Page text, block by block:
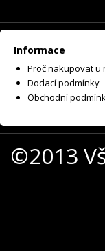
Informace
Proč nakupovat u
Dodací podmínky
Obchodní
©2013